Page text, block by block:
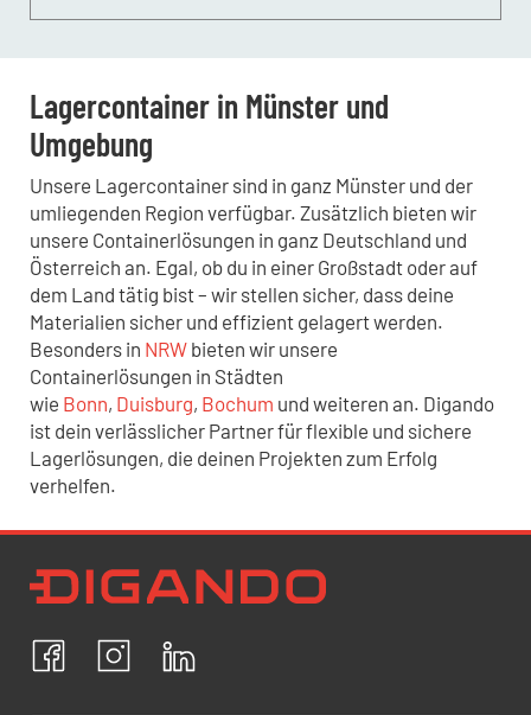
Belüftungssystemen und optionalen
effiziente Lagerung zu gewährleisten.
Lagercontainer in Münster und
Umgebung
Unsere Lagercontainer sind in ganz Münster und der
umliegenden Region verfügbar. Zusätzlich bieten wir
unsere Containerlösungen in ganz Deutschland und
Österreich an. Egal, ob du in einer Großstadt oder auf
dem Land tätig bist – wir stellen sicher, dass deine
Materialien sicher und effizient gelagert werden.
Besonders in NRWbieten wir unsere
Containerlösungen in Städten
wie Bonn, Duisburg, Bochum und weiteren an. Digando
ist dein verlässlicher Partner für flexible und sichere
Lagerlösungen, die deinen Projekten zum Erfolg
verhelfen.
FacebookInstagram
Ich bestätige, dass ich die
Datenschutzrichtlinien
personenbezogenen Daten einverstanden.